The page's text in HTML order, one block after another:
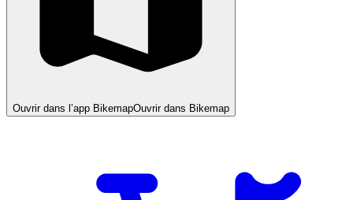
Ouvrir dans l’app BikemapOuvrir dans Bikemap